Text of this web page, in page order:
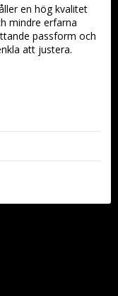
en hög kvalitet
mindre erfarna
passform och
att justera.